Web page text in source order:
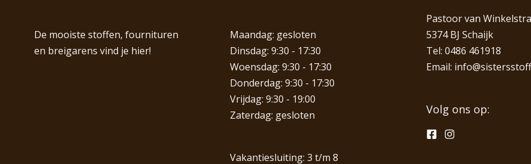
De mooiste stoffen, fournituren
en breigarens vind je hier!
Maandag: gesloten
Dinsdag: 9:30 - 17:30
Woensdag: 9:30 - 17:30
Donderdag: 9:30 - 17:30
Vrijdag: 9:30 - 19:00
Zaterdag: gesloten
Vakantiesluiting: 3 t/m 8
Pastoor van
5374 BJ Schaijk
Tel: 0486 461918
Email:
Volg ons op: